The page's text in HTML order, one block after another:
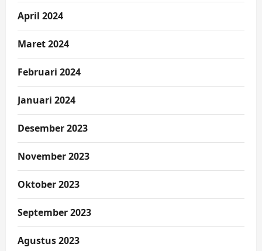
April 2024
Maret 2024
Februari 2024
Januari 2024
Desember 2023
November 2023
Oktober 2023
September 2023
Agustus 2023